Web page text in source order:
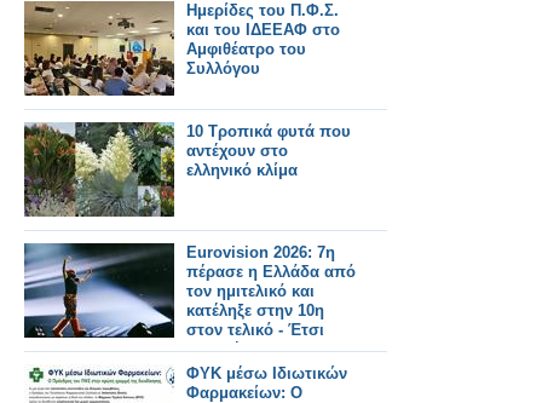
Ημερίδες του Π.Φ.Σ.
και του ΙΔΕΕΑΦ στο
Αμφιθέατρο του
Συλλόγου
10 Τροπικά φυτά που
αντέχουν στο
ελληνικό κλίμα
Eurovision 2026: 7η
πέρασε η Ελλάδα από
τον ημιτελικό και
κατέληξε στην 10η
στον τελικό - Έτσι
μας ψήφισαν
ΦΥΚ μέσω Ιδιωτικών
Φαρμακείων: Ο